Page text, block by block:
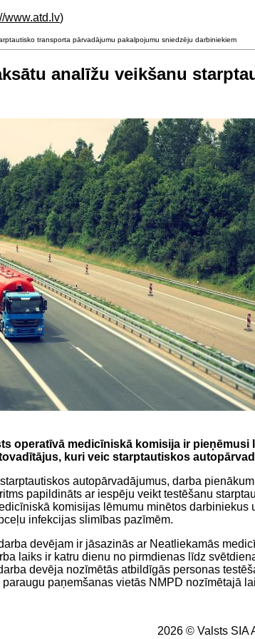
www.atd.lv)
transporta pārvadājumu pakalpojumu sniedzēju darbiniekiem
analīžu veikšanu
operatīvā medicīniskā komisija ir
kuri veic starptautiskos
autopārvadājumus, darba
papildināts ar iespēju veikt testēšanu
komisijas lēmumu minētos
infekcijas slimības pazīmēm.
devējam ir jāsazinās ar Neatliekamās
laiks ir katru dienu no pirmdienas līdz
devēja nozīmētās atbildīgās personas
paņemšanas vietās NMPD nozīmētajā
2026 © Valsts SIA